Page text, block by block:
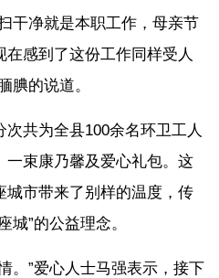
干净就是本职工作，母亲节
感到了这份工作同样受人
腆的说道。
共为全县100余名环卫工人
一束康乃馨及爱心礼包。这
城市带来了别样的温度，传
城”的公益理念。
。”爱心人士马强表示，接下